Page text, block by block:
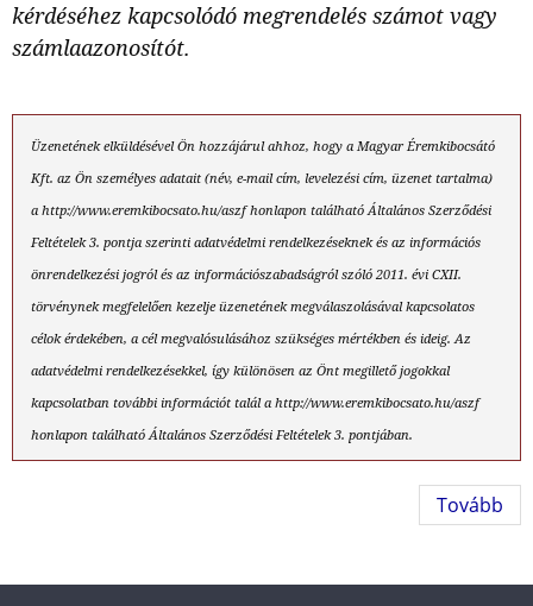
kérdéséhez kapcsolódó megrendelés számot vagy
számlaazonosítót.
Üzenetének elküldésével Ön hozzájárul ahhoz, hogy a Magyar Éremkibocsátó
Kft. az Ön személyes adatait (név, e-mail cím, levelezési cím, üzenet tartalma)
a http://www.eremkibocsato.hu/aszf honlapon található Általános Szerződési
Feltételek 3. pontja szerinti adatvédelmi rendelkezéseknek és az információs
önrendelkezési jogról és az információszabadságról szóló 2011. évi CXII.
törvénynek megfelelően kezelje üzenetének megválaszolásával kapcsolatos
célok érdekében, a cél megvalósulásához szükséges mértékben és ideig. Az
adatvédelmi rendelkezésekkel, így különösen az Önt megillető jogokkal
kapcsolatban további információt talál a http://www.eremkibocsato.hu/aszf
honlapon található Általános Szerződési Feltételek 3. pontjában.
Tovább